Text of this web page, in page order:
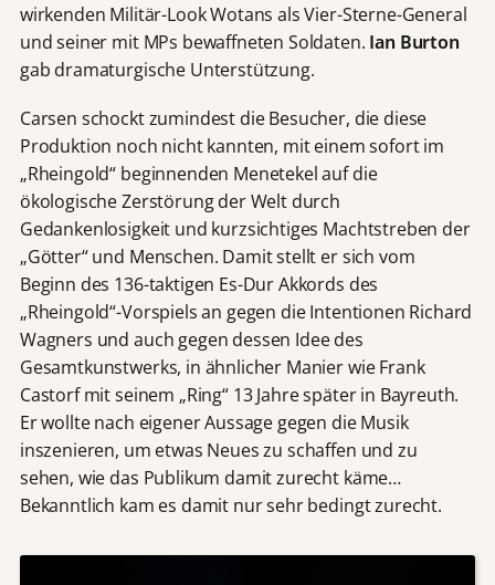
wirkenden Militär-Look Wotans als Vier-Sterne-General
und seiner mit MPs bewaffneten Soldaten. Ian Burton
gab dramaturgische Unterstützung.
Carsen schockt zumindest die Besucher, die diese
Produktion noch nicht kannten, mit einem sofort im
„Rheingold“ beginnenden Menetekel auf die
ökologische Zerstörung der Welt durch
Gedankenlosigkeit und kurzsichtiges Machtstreben der
„Götter“ und Menschen. Damit stellt er sich vom
Beginn des 136-taktigen Es-Dur Akkords des
„Rheingold“-Vorspiels an gegen die Intentionen Richard
Wagners und auch gegen dessen Idee des
Gesamtkunstwerks, in ähnlicher Manier wie Frank
Castorf mit seinem „Ring“ 13 Jahre später in Bayreuth.
Er wollte nach eigener Aussage gegen die Musik
inszenieren, um etwas Neues zu schaffen und zu
sehen, wie das Publikum damit zurecht käme…
Bekanntlich kam es damit nur sehr bedingt zurecht.